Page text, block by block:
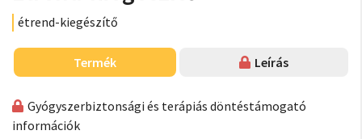
étrend-kiegészítő
Termék Leírás
Gyógyszerbiztonsági és terápiás döntéstámogató
információk